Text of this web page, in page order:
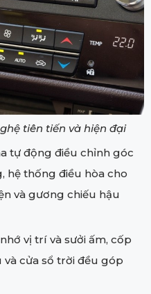
tiên tiến và hiện đại
tự động điều chỉnh góc
hệ thống điều hòa cho
và gương chiếu hậu
vị trí và sưởi ấm, cốp
cửa sổ trời đều góp